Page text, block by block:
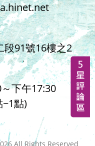
段91號16樓之2
下午17:30
點)
All Rights Reserved